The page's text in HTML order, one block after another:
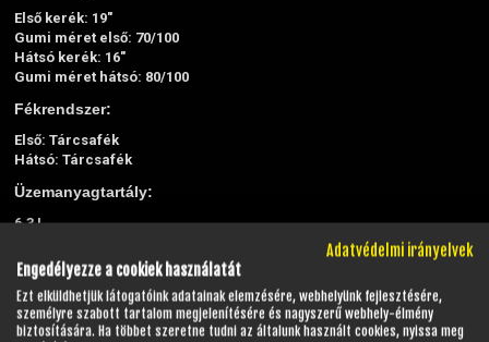
Első kerék: 19"
Gumi méret első: 70/100
Hátsó kerék: 16"
Gumi méret hátsó: 80/100
Fékrendszer:
Első: Tárcsafék
Hátsó: Tárcsafék
Üzemanyagtartály:
6,3 L
A járműhöz 10W40 viszkozitású szintetikus motorolaj
ajánlott.
Javasolt a 100-as oktánszámú benzin használata alábbiak
miatt:
Adatvédelmi irányelvek
Engedélyezze a cookiek használatát
Ezt elküldhetjük látogatóink adatainak elemzésére, webhelyünk fejlesztésére,
személyre szabott tartalom megjelenítésére és nagyszerű webhely-élmény
biztosítására. Ha többet szeretne tudni az általunk használt cookies, nyissa meg